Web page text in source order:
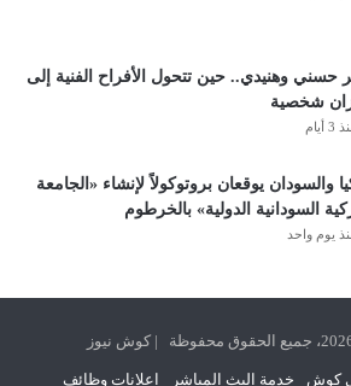
حسني وهنيدي.. حين تتحول الأفراح الفنية إلى
شخصية
أيام
والسودان يوقعان بروتوكولاً لإنشاء «الجامعة
السودانية الدولية» بالخرطوم
يوم واحد
كوش خدمة البث المباشر اعلانات وظائف